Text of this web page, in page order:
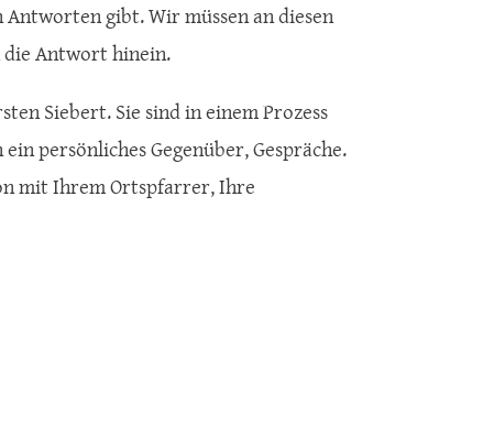
Antworten gibt. Wir müssen an diesen
die Antwort hinein.
Siebert. Sie sind in einem Prozess
persönliches Gegenüber, Gespräche.
mit Ihrem Ortspfarrer, Ihre